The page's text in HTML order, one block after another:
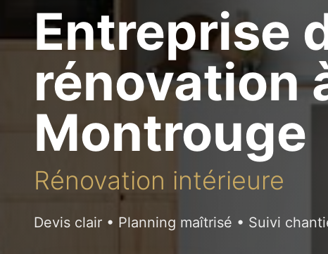
Entreprise
rénovation
Montrouge
Rénovation intérieure
Devis clair • Planning maîtrisé • Suivi